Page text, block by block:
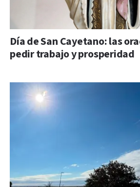
Día de San Cayetano: las
pedir trabajo y prosperidad